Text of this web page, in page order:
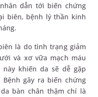
dẫn tới biến chứng
biên, bệnh lý thần kinh
là do tình trạng giảm
và xơ vữa mạch máu
khiến da sẽ dễ gặp
gây ra biến chứng
bàn chân thậm chí là